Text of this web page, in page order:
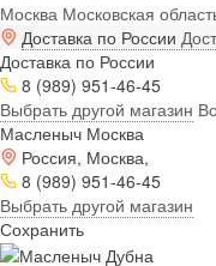
Москва Московская
Доставка по России
Доставка по России
8 (989) 951-46-45
Выбрать другой магазин
Масленыч Москва
Россия, Москва,
8 (989) 951-46-45
Выбрать другой магазин
Сохранить